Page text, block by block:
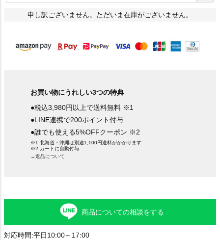
須
)
申し訳ございません。ただいま在庫がございません。
お買い物にうれしい3つの特典
●税込3,980円以上で送料無料 ※1
●LINE連携で200ポイント付与
●誰でも使える5%OFFクーポン ※2
※1.北海道・沖縄は別途1,100円送料がかかります
※2.カートに自動付与
→返品について
商品についての相談をする
対応時間:平日10:00～17:00